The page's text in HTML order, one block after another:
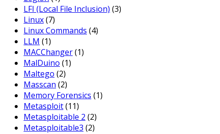
LFI (Local File Inclusion) (3)
Linux(7)
Linux Commands (4)
LLM (1)
MACChanger(1)
MalDuino (1)
Maltego (2)
Masscan (2)
Memory Forensics (1)
Metasploit(11)
Metasploitable 2 (2)
Metasploitable3 (2)